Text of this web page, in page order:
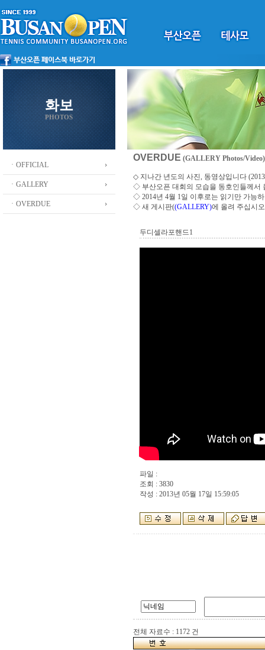
화보
PHOTOS
ㆍOFFICIAL
ㆍGALLERY
ㆍOVERDUE
OVERDUE (GALLERY Photos/Video)
◇ 지나간 년도의 사진, 동영상입니다
◇ 부산오픈 대회의 모습을 동호인들께서
◇ 2014년 4월 1일 이후로는 읽기만 가능
◇ 새 게시판((GALLERY)에 올려 주십시오
두디셀라포핸드1
파일 :
조회 : 3830
작성 : 2013년 05월 17일 15:59:05
전체 자료수 : 1172 건